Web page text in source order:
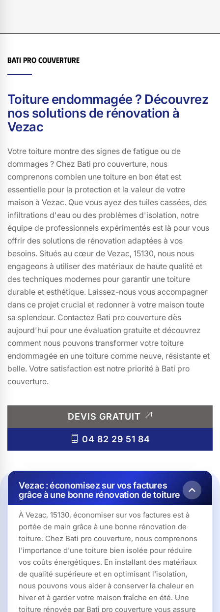
tuiles solaires en 15130 avec Bati pro couverture, vous
investissez à la fois dans l'esthétique, la durabilité et
Bati pro couverture
Toiture endommagée ? Découvrez
nos solutions de rénovation à
Vezac
Votre toiture montre des signes de fatigue ou de
dommages ? Chez Bati pro couverture, nous
comprenons combien une toiture en bon état est
essentielle pour la protection et la valeur de votre
maison à Vezac. Que vous ayez des tuiles cassées, des
infiltrations d'eau ou des problèmes d'isolation, notre
équipe de professionnels expérimentés est là pour vous
offrir des solutions de rénovation adaptées à vos
besoins. Situés au cœur de Vezac, 15130, nous nous
engageons à utiliser des matériaux de haute qualité et
des techniques modernes pour garantir une toiture
durable et esthétique. Laissez-nous vous accompagner
dans ce projet crucial et redonner à votre maison toute
sa splendeur. Contactez Bati pro couverture dès
aujourd'hui pour une évaluation gratuite et découvrez
comment nous pouvons transformer votre toiture
endommagée en une toiture comme neuve, résistante et
belle. Votre satisfaction est notre priorité à Bati pro
couverture.
DEVIS GRATUIT
04 82 29 51 84
Vezac : économisez sur vos factures
grâce à une bonne rénovation de toiture
À Vezac, 15130, économiser sur vos factures est à
portée de main grâce à une bonne rénovation de
toiture. Chez Bati pro couverture, nous comprenons
l'importance d'une toiture bien isolée pour réduire
vos coûts énergétiques. En installant des matériaux
de qualité supérieure et en optimisant l'isolation,
nous pouvons vous aider à conserver la chaleur en
hiver et à garder votre maison fraîche en été. Une
toiture rénovée par Bati pro couverture vous assure